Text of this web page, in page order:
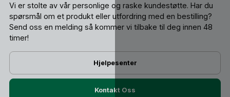
Vi er stolte av vår personlige og raske kundestøtte. Har du
spørsmål om et produkt eller utfordring med en bestilling?
Send oss ​​en melding så kommer vi tilbake til deg innen 48
timer!
Hjelpesenter
Kontakt Oss